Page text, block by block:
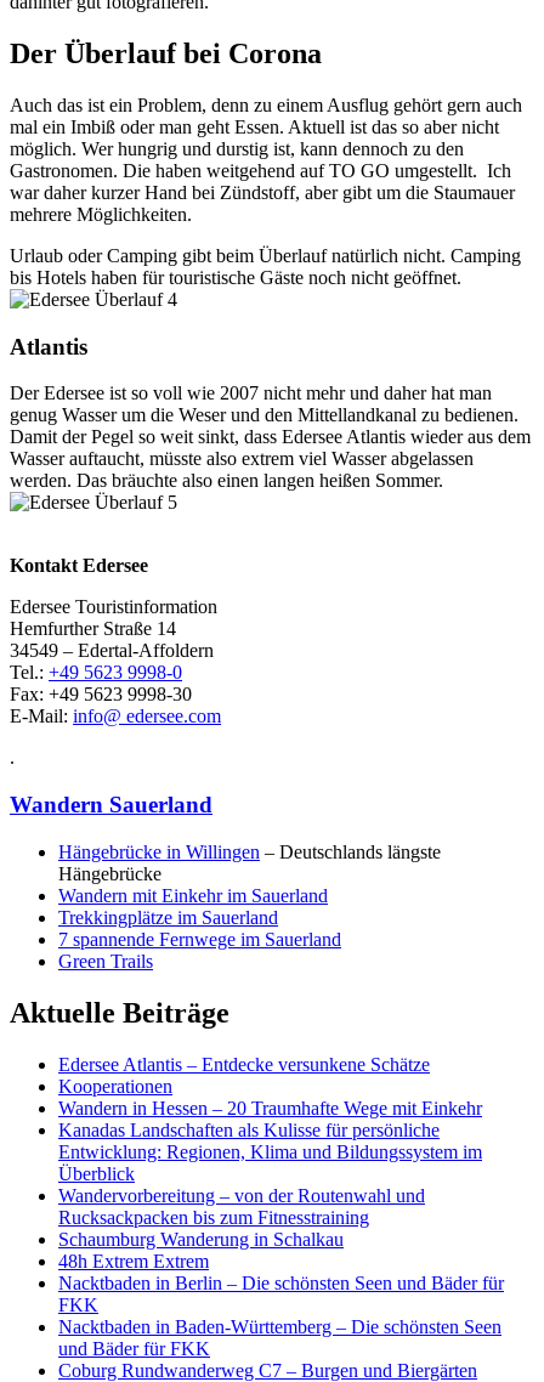
Der Überlauf bei Corona
Auch das ist ein Problem, denn zu einem Ausflug gehört gern auch
mal ein Imbiß oder man geht Essen. Aktuell ist das so aber nicht
möglich. Wer hungrig und durstig ist, kann dennoch zu den
Gastronomen. Die haben weitgehend auf TO GO umgestellt. Ich
war daher kurzer Hand bei Zündstoff, aber gibt um die Staumauer
mehrere Möglichkeiten.
Urlaub oder Camping gibt beim Überlauf natürlich nicht. Camping
bis Hotels haben für touristische Gäste noch nicht geöffnet.
Atlantis
Der Edersee ist so voll wie 2007 nicht mehr und daher hat man
genug Wasser um die Weser und den Mittellandkanal zu bedienen.
Damit der Pegel so weit sinkt, dass Edersee Atlantis wieder aus dem
Wasser auftaucht, müsste also extrem viel Wasser abgelassen
werden. Das bräuchte also einen langen heißen Sommer.
Kontakt Edersee
Edersee Touristinformation
Hemfurther Straße 14
34549 – Edertal-Affoldern
Tel.: +49 5623 9998-0
Fax: +49 5623 9998-30
E-Mail: info@ edersee.com
.
Wandern Sauerland
Hängebrücke in Willingen – Deutschlands längste
Hängebrücke
Wandern mit Einkehr im Sauerland
Trekkingplätze im Sauerland
7 spannende Fernwege im Sauerland
Green Trails
Aktuelle Beiträge
Edersee Atlantis – Entdecke versunkene Schätze
Kooperationen
Wandern in Hessen – 20 Traumhafte Wege mit Einkehr
Kanadas Landschaften als Kulisse für persönliche
Entwicklung: Regionen, Klima und Bildungssystem im
Überblick
Wandervorbereitung – von der Routenwahl und
Rucksackpacken bis zum Fitnesstraining
Schaumburg Wanderung in Schalkau
48h Extrem Extrem
Nacktbaden in Berlin – Die schönsten Seen und Bäder für
FKK
Nacktbaden in Baden-Württemberg – Die schönsten Seen
und Bäder für FKK
Coburg Rundwanderweg C7 – Burgen und Biergärten